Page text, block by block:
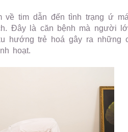
về tim dẫn đến tình trạng ứ
Đây là căn bệnh mà người
hướng trẻ hoá gây ra những
hoạt.